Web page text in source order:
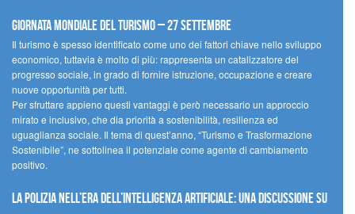
Giornata mondiale del turismo – 27 settembre
Il turismo è spesso identificato come uno dei fattori chiave nello sviluppo
economico, tuttavia è molto di più: rappresenta un catalizzatore del
progresso sociale, in grado di fornire istruzione, occupazione e creare
nuove opportunità per tutti.
Per sfruttare appieno questi vantaggi è però necessario un approccio
mirato e inclusivo, che dia priorità a sostenibilità, resilienza ed
uguaglianza sociale. Il tema di quest’anno, “Turismo e Trasformazione
Sostenibile”, ne sottolinea il potenziale come agente di cambiamento
positivo.
La polizia nell’era dell’Intelligenza Artificiale: una discussione su